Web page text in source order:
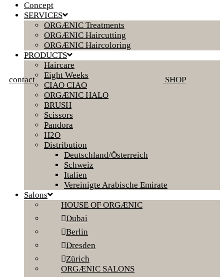
contact SHOP
Concept
SERVICES
ORGÆNIC Treatments
ORGÆNIC Haircutting
ORGÆNIC Haircoloring
PRODUCTS
Haircare
Eight Weeks
CIAO CIAO
ORGÆNIC HALO
BRUSH
Scissors
Pandora
H2O
Distribution
Deutschland/Österreich
Schweiz
Italien
Vereinigte Arabische Emirate
Salons
HOUSE OF ORGÆNIC
Dubai
Berlin
Dresden
Zürich
ORGÆNIC SALONS